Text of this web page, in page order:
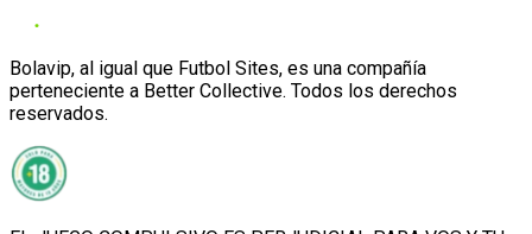
Bolavip, al igual que Futbol Sites, es una compañía
perteneciente a Better Collective. Todos los derechos
reservados.